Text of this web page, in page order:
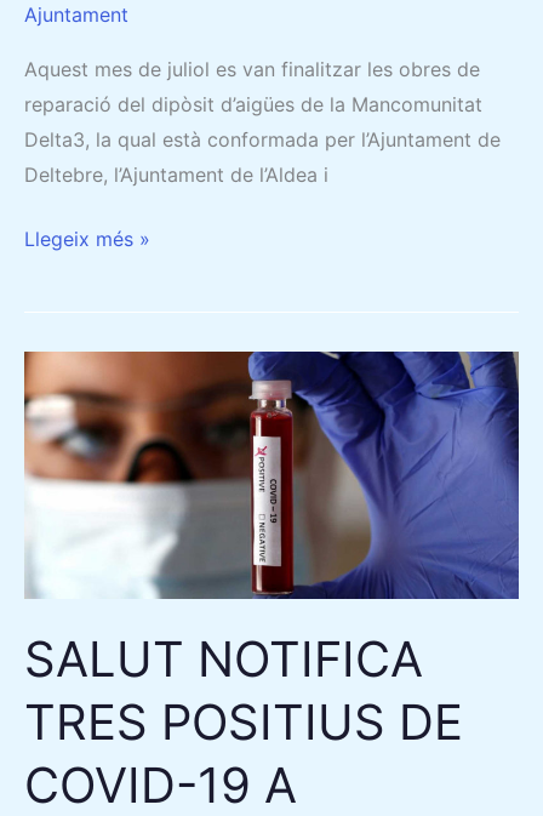
Ajuntament
Aquest mes de juliol es van finalitzar les obres de
reparació del dipòsit d’aigües de la Mancomunitat
Delta3, la qual està conformada per l’Ajuntament de
Deltebre, l’Ajuntament de l’Aldea i
Llegeix més »
SALUT NOTIFICA
TRES POSITIUS DE
COVID-19 A
SALUT
NOTIFICA
TRES
POSITIUS
COVID-
CAMARLES